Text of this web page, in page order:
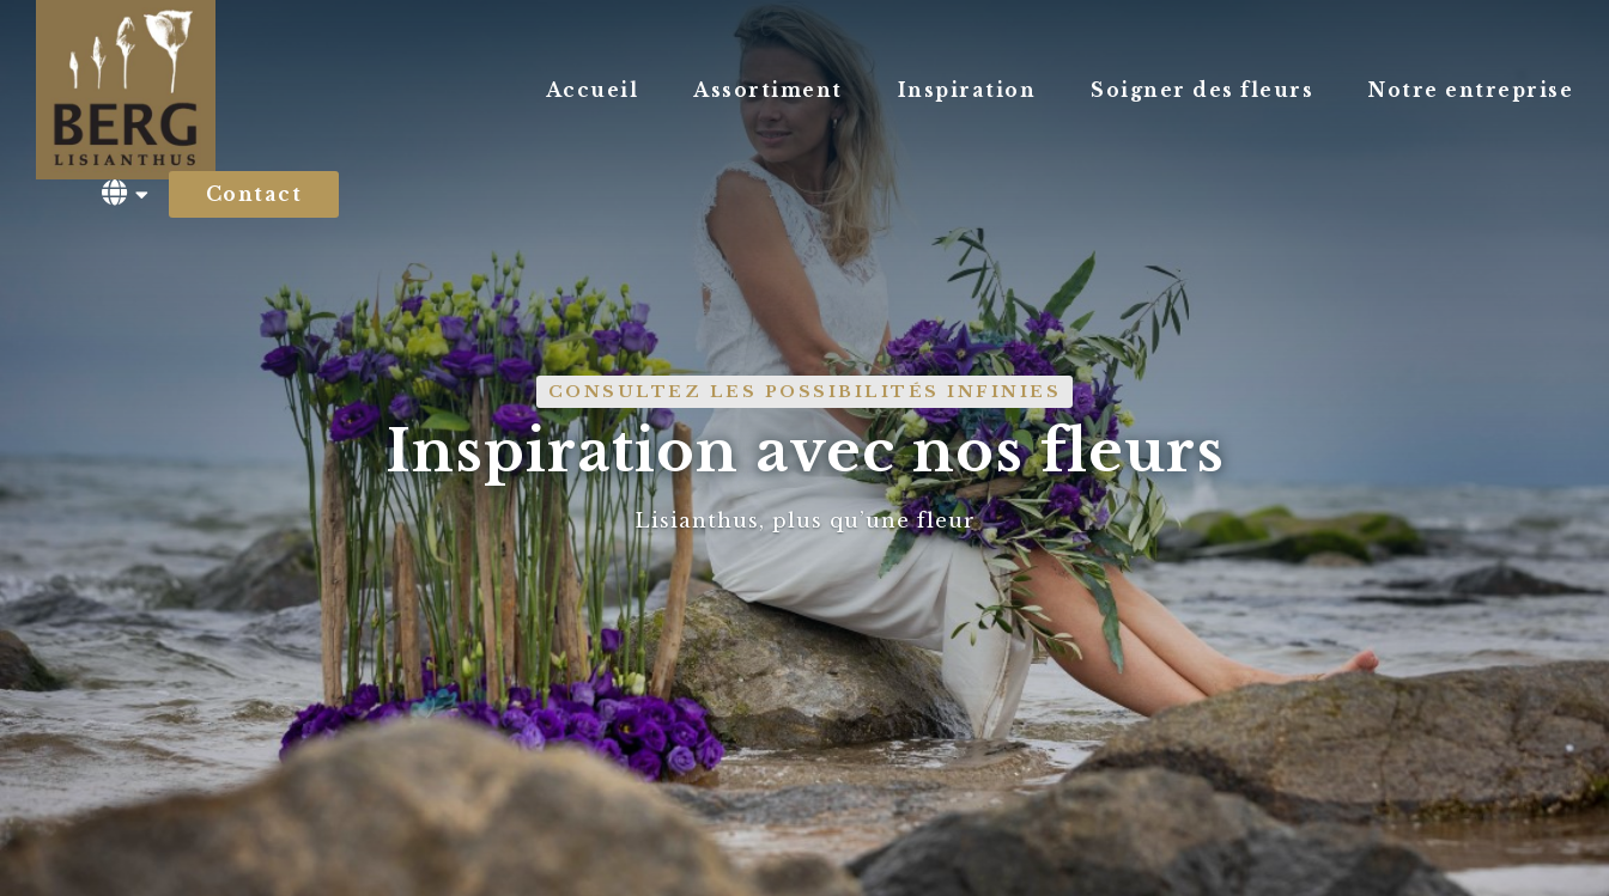
Accueil Assortiment Inspiration Soigner des fleurs Notre entreprise
Contact
CONSULTEZ LES POSSIBILITÉS INFINIES
Inspiration avec nos fleurs
Lisianthus, plus qu’une fleur